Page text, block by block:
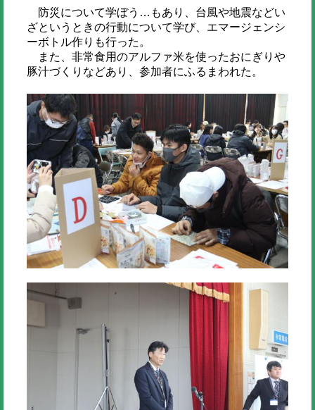
防災について学ぼう…もあり、台風や地震などい
ざというときの行動について学び、エマージェンシ
ーボトル作りも行った。
また、非常食用のアルファ米を使ったおにぎりや
豚汁づくりなどあり、参加者にふるまわれた。